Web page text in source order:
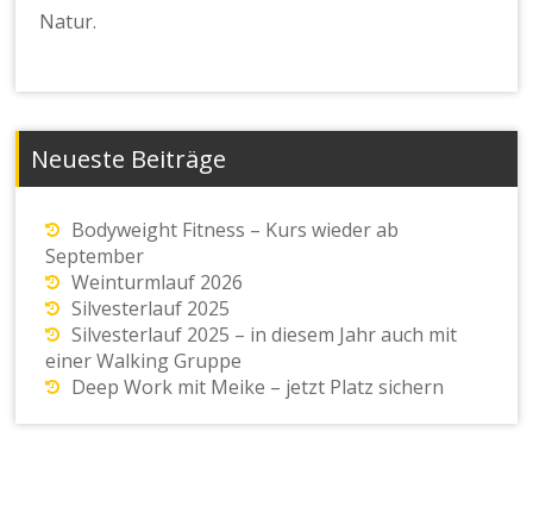
Natur.
Neueste Beiträge
Bodyweight Fitness – Kurs wieder ab
September
Weinturmlauf 2026
Silvesterlauf 2025
Silvesterlauf 2025 – in diesem Jahr auch mit
einer Walking Gruppe
Deep Work mit Meike – jetzt Platz sichern